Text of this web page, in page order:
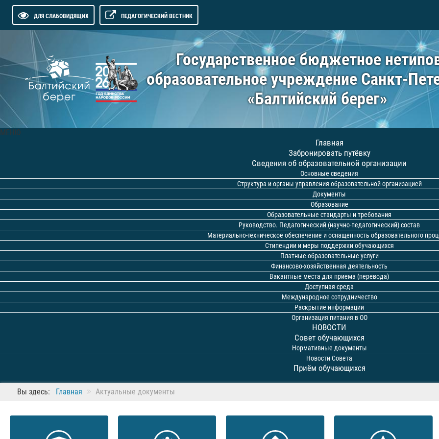
ДЛЯ СЛАБОВИДЯЩИХ ПЕДАГОГИЧЕСКИЙ ВЕСТНИК
Государственное бюджетное
образовательное учреждение Санкт-
«Балтийский берег»
МЕНЮ
Главная
Забронировать путёвку
Сведения об образовательной организации
Основные сведения
Структура и органы управления образовательной организацией
Документы
Образование
Образовательные стандарты и требования
Руководство. Педагогический (научно-педагогический) состав
Материально-техническое обеспечение и оснащенность образовательного
Стипендии и меры поддержки обучающихся
Платные образовательные услуги
Финансово-хозяйственная деятельность
Вакантные места для приема (перевода)
Доступная среда
Международное сотрудничество
Раскрытие информации
Организация питания в ОО
НОВОСТИ
Совет обучающихся
Нормативные документы
Новости Совета
Приём обучающихся
Вы здесь: Главная Актуальные документы